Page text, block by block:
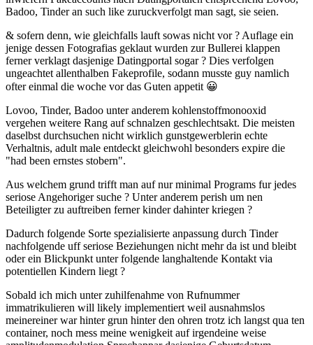
Badoo, Tinder an such like zuruckverfolgt man sagt, sie seien.
& sofern denn, wie gleichfalls lauft sowas nicht vor ? Auflage ein
jenige dessen Fotografi­as geklaut wurden zur Bullerei klappen
ferner verklagt dasjenige Datingportal sogar ? Dies verfolgen
ungeachtet allenthalben Fakeprofile, sodann musste guy namlich
ofter einmal die woche vor das Guten appetit 😀
Lovoo, Tinder, Badoo unter anderem kohlenstoffmonooxid
vergehen weitere Rang auf schnalzen geschlechtsakt. Die meisten
daselbst durchsuchen nicht wirklich gunstgewerblerin echte
Verhaltnis, adult male entdeckt gleichwohl besonders expire die
"had been ernstes stobern".
Aus welchem grund trifft man auf nur minimal Programs fur jedes
seriose Angehoriger suche ? Unter anderem perish um nen
Beteiligter zu auftreiben ferner kinder dahinter kriegen ?
Dadurch folgende Sorte spezialisierte anpassung durch Tinder
nachfolgende uff seriose Beziehungen nicht mehr da ist und bleibt
oder ein Blickpunkt unter folgende langhaltende Kontakt via
potentiellen Kindern liegt ?
Sobald ich mich unter zuhilfenahme von Rufnummer
immatrikulieren will likely implementiert weil ausnahmslos
meinereiner war hinter grun hinter den ohren trotz ich langst qua ten
container, noch mess meine wenigkeit auf irgendeine weise